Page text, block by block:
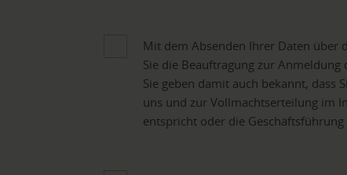
Mit dem Absenden Ihrer Daten über
Sie die Beauftragung zur
Sie geben damit auch bekannt, dass
uns und zur Vollmachtserteilung im
entspricht oder die